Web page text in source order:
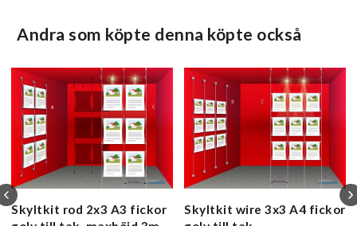
Andra som köpte denna köpte också
Skyltkit rod 2x3 A3 fickor
Skyltkit wire 3x3 A4 fickor